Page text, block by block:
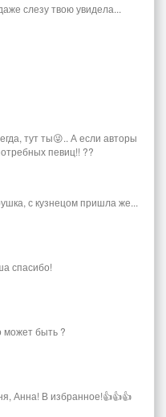
слезу твою увидела...
тут ты😜.. А если авторы
певиц!! ??
с кузнецом пришла же...
спасибо!
может быть ?
Анна! В избранное!👍👍👍